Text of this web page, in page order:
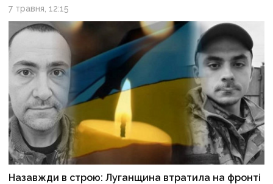
7 травня, 12:15
Назавжди в строю: Луганщина втратила на фронті